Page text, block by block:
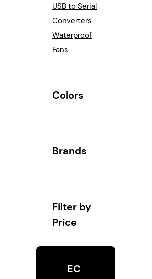
USB to Serial
Converters
Waterproof
Fans
Colors
Brands
Filter by
Price
EC